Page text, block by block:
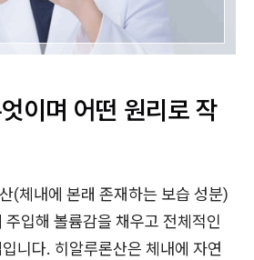
이며 어떤 원리로 작
(체내에 본래 존재하는 보습 성분)
입해 볼륨감을 채우고 전체적인
니다. 히알루론산은 체내에 자연